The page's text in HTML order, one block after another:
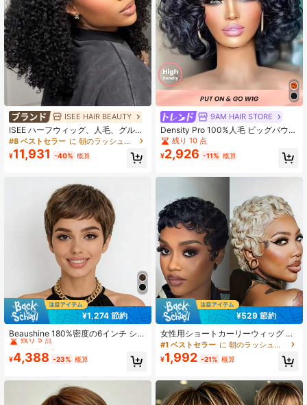
ISEE HAIR BEAUTY
ISEE ハーフウィッグ、人毛、グルー
レスハーフウィッグ、アップグレー
ド3in1ハーフウィッグ ドローストリ
ング付き、シームレスクリップイ
度180%、長さ14-28インチ
#8 ベストセラー に 朝のラッシュアワーはもう終わり 人毛ウィッグ
¥11,931 -40% 概算
¥1,274 節約
Beaushine 180%密度の6インチ ショ
ート ピクセル調ウィッグ、着用簡
単、初心者向け、パーティー、コン
サート、旅行、日常着に最適
#1 ベストセラー
ストレートヘア 人間用お手頃価格のウェア＆ゴーウィッグ
残り 5 点
#1 ベストセラー
残り 5 点
#1 ベストセラー
残り 5 点
残り 5 点
¥4,388 -23% 概算
9AM HAIR STORE
Density Pro 100%人毛 ビッグバウン
シーカール ウィッグ バング付き ナ
チュラルブラック 6インチ 200%超
高密度 簡単着用 初心者向け設計 フ
ヘアスポーツ バケーション トラベル
コスプレ キャンパス スクール ビー
チ ウェディング キャンプ ホリデー
アウトフィット サマーアウトフィッ
ト バケーションバイブス エレガント
カジュアル Y2Kファッションスタイ
ル SS25 ナチュラルヘアライン 調整
可能なストラップ 快適なキャップ構
造
残り 10 点
¥2,926 -11% 概算
¥529 節約
女性用ショートカーリーウィッグ ヒ
ューマンヘア アフロ ナチュラルカー
リー ブラジリアンバージン ピクシー
カット ウィッグ ヒューマンヘア バ
ーカット ヒューマンヘアウィッグ
#1 ベストセラー に 朝のラッシュアワーはもう終わり 人毛ウィッグ
¥1,992 -21% 概算